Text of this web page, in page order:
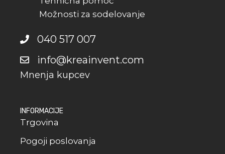
Možnosti za sodelovanje
040 517 007
info@kreainvent.com
Mnenja kupcev
INFORMACIJE
Trgovina
Pogoji poslovanja